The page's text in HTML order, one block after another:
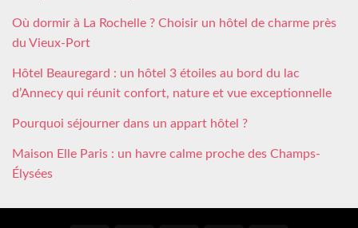
Où dormir à La Rochelle ? Choisir un hôtel de charme près
du Vieux-Port
Hôtel Beauregard : un hôtel 3 étoiles au bord du lac
d’Annecy qui réunit confort, nature et vue exceptionnelle
Pourquoi séjourner dans un appart hôtel ?
Maison Elle Paris : un havre calme proche des Champs-
Élysées